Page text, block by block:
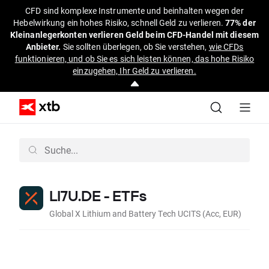
CFD sind komplexe Instrumente und beinhalten wegen der
Hebelwirkung ein hohes Risiko, schnell Geld zu verlieren.77% der
Kleinanlegerkonten verlieren Geld beim CFD-Handel mit diesem
Anbieter. Sie sollten überlegen, ob Sie verstehen, wie CFDs
funktionieren, und ob Sie es sich leisten können, das hohe Risiko
einzugehen, Ihr Geld zu verlieren.
LI7U.DE - ETFs
Global X Lithium and Battery Tech UCITS (Acc, EUR)